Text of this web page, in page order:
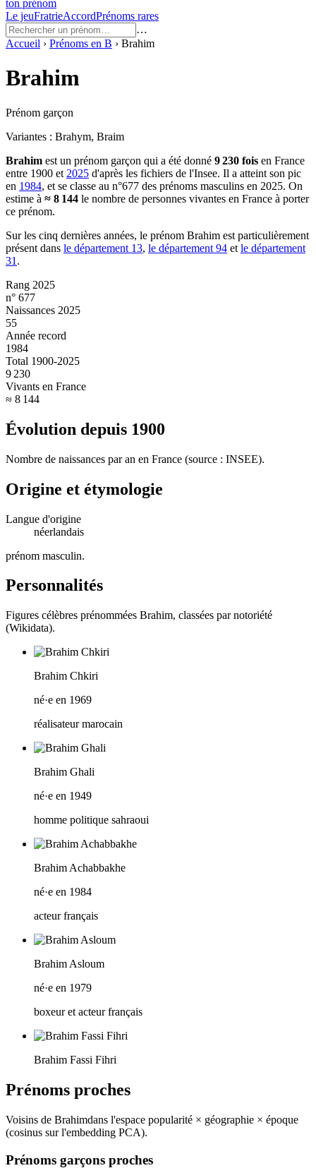
ton prénom
Le jeuFratrieAccordPrénoms rares
…
Accueil › Prénoms en B › Brahim
Brahim
Prénom garçon
Variantes : Brahym, Braim
Brahim est un prénom garçon qui a été donné 9 230 fois en France
entre 1900 et 2025 d'après les fichiers de l'Insee. Il a atteint son pic
en 1984, et se classe au n°677 des prénoms masculins en 2025. On
estime à ≈ 8 144 le nombre de personnes vivantes en France à porter
ce prénom.
Sur les cinq dernières années, le prénom Brahim est particulièrement
présent dans le département 13, le département 94 et le département
31 .
Rang 2025
n° 677
Naissances 2025
55
Année record
1984
Total 1900-2025
9 230
Vivants en France
≈ 8 144
Évolution depuis 1900
Nombre de naissances par an en France (source : INSEE).
Origine et étymologie
Langue d'origine
néerlandais
prénom masculin.
Personnalités
Figures célèbres prénommées Brahim, classées par notoriété
(Wikidata).
Brahim Chkiri
né·e en 1969
réalisateur marocain
Brahim Ghali
né·e en 1949
homme politique sahraoui
Brahim Achabbakhe
né·e en 1984
acteur français
Brahim Asloum
né·e en 1979
boxeur et acteur français
Brahim Fassi Fihri
Prénoms proches
Voisins de Brahimdans l'espace popularité × géographie × époque
(cosinus sur l'embedding PCA).
Prénoms garçons proches